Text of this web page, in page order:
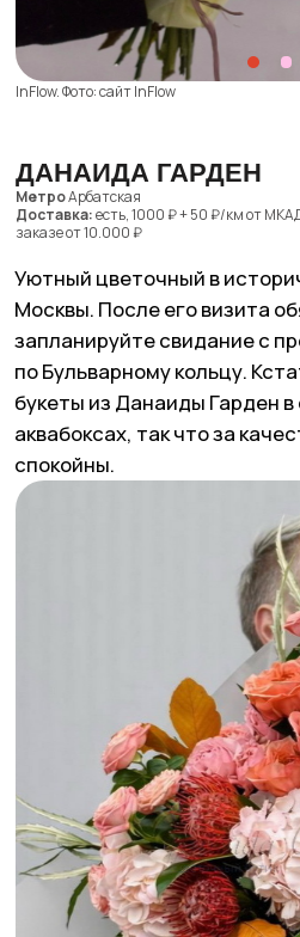
InFlow. Фото: сайт InFlow
За секунду переносимся в
столицы — и вот Московские
элитными магазинами.
цветочный в самом центре.